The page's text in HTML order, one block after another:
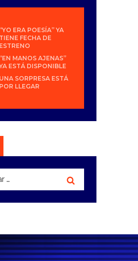
“YO ERA POESÍA” YA
TIENE FECHA DE
ESTRENO
“EN MANOS AJENAS”
ESTÁ DISPONIBLE
UNA SORPRESA ESTÁ
POR LLEGAR